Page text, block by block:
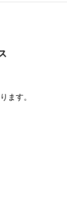
ます。